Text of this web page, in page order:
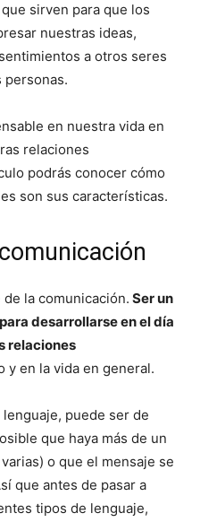
que sirven para que los
nuestras ideas,
a otros seres
personas.
en nuestra vida en
relaciones
podrás conocer cómo
son sus características.
la comunicación. Ser un
desarrollarse en el día
relaciones
y en la vida en general.
puede ser de
que haya más de un
o que el mensaje se
que antes de pasar a
tipos de lenguaje,